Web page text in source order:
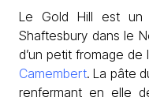
Le Gold Hill est un
Shaftesbury dans le
d’un petit fromage
Camembert. La pâte
renfermant en elle